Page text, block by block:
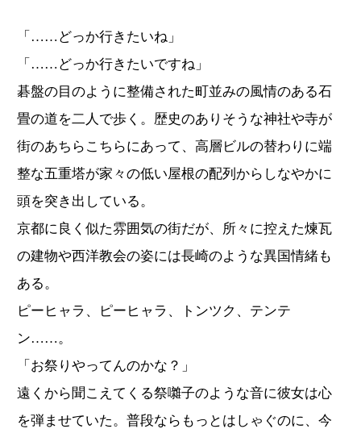
「……どっか行きたいね」
「……どっか行きたいですね」
碁盤の目のように整備された町並みの風情のある石
畳の道を二人で歩く。歴史のありそうな神社や寺が
街のあちらこちらにあって、高層ビルの替わりに端
整な五重塔が家々の低い屋根の配列からしなやかに
頭を突き出している。
京都に良く似た雰囲気の街だが、所々に控えた煉瓦
の建物や西洋教会の姿には長崎のような異国情緒も
ある。
ピーヒャラ、ピーヒャラ、トンツク、テンテ
ン……。
「お祭りやってんのかな？」
遠くから聞こえてくる祭囃子のような音に彼女は心
を弾ませていた。普段ならもっとはしゃぐのに、今